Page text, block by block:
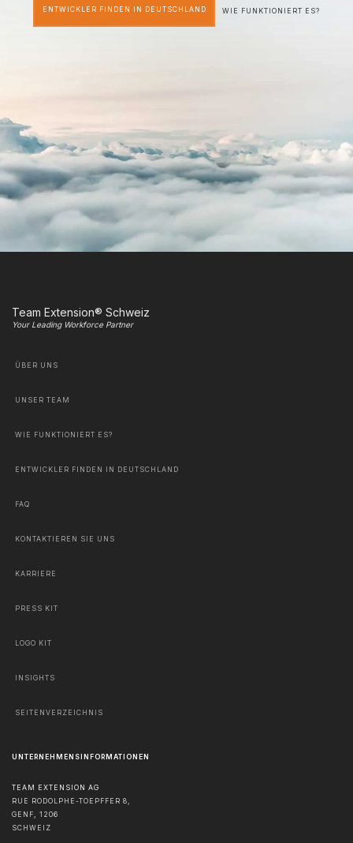
ENTWICKLER FINDEN IN DEUTSCHLAND WIE FUNKTIONIERT ES?
Team Extension® Schweiz
Your Leading Workforce Partner
ÜBER UNS
UNSER TEAM
WIE FUNKTIONIERT ES?
ENTWICKLER FINDEN IN DEUTSCHLAND
FAQ
KONTAKTIEREN SIE UNS
KARRIERE
PRESS KIT
LOGO KIT
INSIGHTS
SEITENVERZEICHNIS
UNTERNEHMENSINFORMATIONEN
TEAM EXTENSION AG
RUE RODOLPHE-TOEPFFER 8,
GENF, 1206
SCHWEIZ